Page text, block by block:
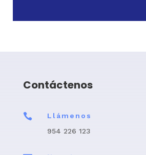
Contáctenos

Llámenos
954 226 123